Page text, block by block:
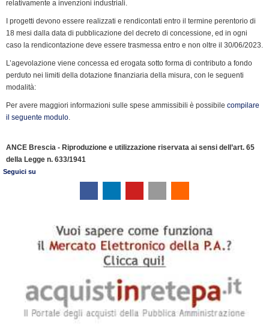
relativamente a invenzioni industriali.
I progetti devono essere realizzati e rendicontati entro il termine perentorio di
18 mesi dalla data di pubblicazione del decreto di concessione, ed in ogni
caso la rendicontazione deve essere trasmessa entro e non oltre il 30/06/2023.
L’agevolazione viene concessa ed erogata sotto forma di contributo a fondo
perduto nei limiti della dotazione finanziaria della misura, con le seguenti
modalità:
Per avere maggiori informazioni sulle spese ammissibili è possibile compilare
il seguente modulo.
ANCE Brescia - Riproduzione e utilizzazione riservata ai sensi dell’art. 65
della Legge n. 633/1941
Seguici su